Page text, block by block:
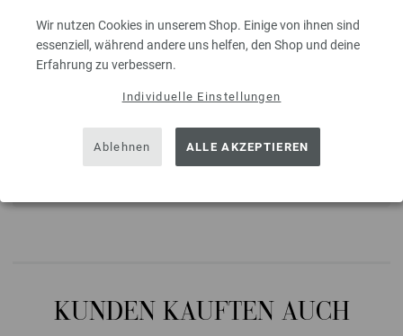
Wir nutzen Cookies in unserem Shop. Einige von ihnen sind
essenziell, während andere uns helfen, den Shop und deine
Erfahrung zu verbessern.
Individuelle Einstellungen
Ablehnen ALLE AKZEPTIEREN
Waschen
30°C (sehr
schonend)
FARBBEZEICHNUNGEN
2101 | EAN: 4033493346313
2108 | EAN: 4033493368452
KUNDEN KAUFTEN AUCH